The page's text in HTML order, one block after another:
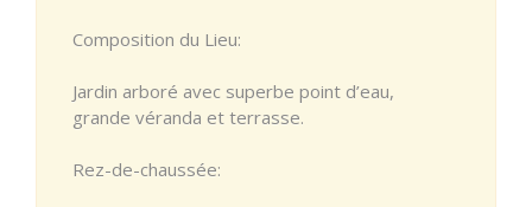
Composition du Lieu:
Jardin arboré avec superbe point d’eau,
grande véranda et terrasse.
Rez-de-chaussée: